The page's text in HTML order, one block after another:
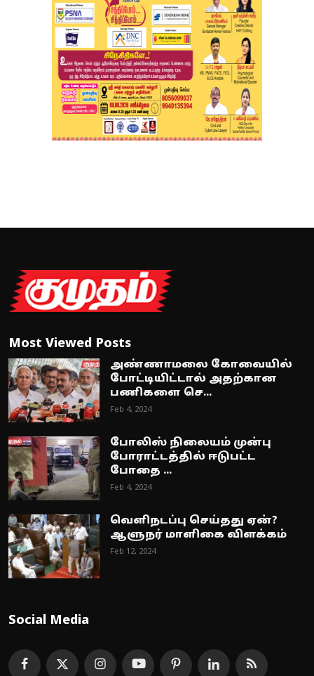
Most Viewed Posts
அண்ணாமலை கோவையில்
போட்டியிட்டால் அதற்கான
பணிகளை செ...
Feb 4, 2024
போலிஸ் நிலையம் முன்பு
போராட்டத்தில் ஈடுபட்ட
போதை ...
Feb 4, 2024
வெளிநடப்பு செய்தது ஏன்?
ஆளுநர் மாளிகை விளக்கம்
Feb 12, 2024
Social Media